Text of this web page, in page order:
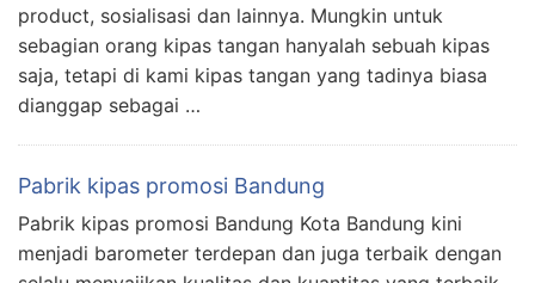
product, sosialisasi dan lainnya. Mungkin untuk
sebagian orang kipas tangan hanyalah sebuah kipas
saja, tetapi di kami kipas tangan yang tadinya biasa
dianggap sebagai …
Pabrik kipas promosi Bandung
Pabrik kipas promosi Bandung Kota Bandung kini
menjadi barometer terdepan dan juga terbaik dengan